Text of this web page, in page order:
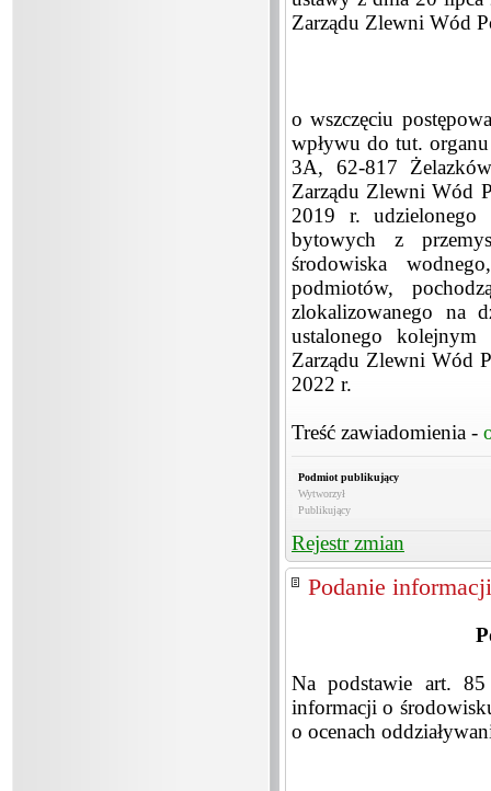
Zarządu Zlewni Wód
o wszczęciu
wpływu do tut.
3A, 62-817
Zarządu Zlewni Wód
2019 r. udzielonego
bytowych z
środowiska
podmiotów,
zlokalizowanego na
ustalonego kolejnym
Zarządu Zlewni Wód
2022 r.
Treść zawiadomienia -
Podmiot publikujący
Wytworzył
Publikujący
Rejestr zmian
Podanie
Na podstawie art.
informacji o
o ocenach